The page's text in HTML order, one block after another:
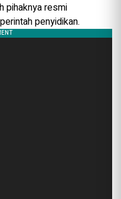
pihaknya resmi
penyidikan.